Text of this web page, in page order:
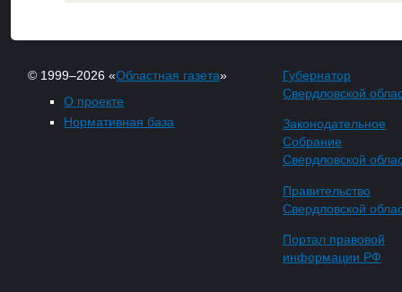
© 1999–2026 «Областная газета»
О проекте
Нормативная база
Губернатор
Свердловской
Законодательное
Собрание
Свердловской
Правительство
Свердловской
Портал правовой
информации РФ